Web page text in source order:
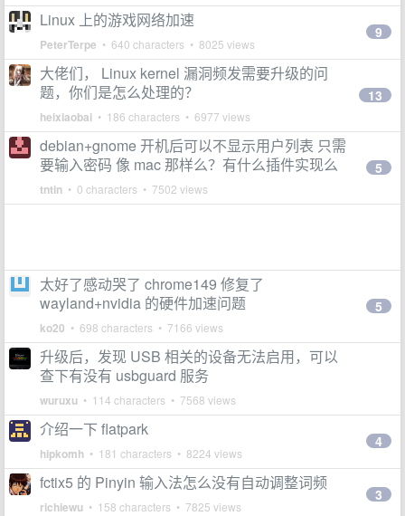
Linux 上的游戏网络加速
PeterTerpe • 640 characters • 8025 views
9
大佬们， Linux kernel 漏洞频发需要升级的问
题，你们是怎么处理的？
heixiaobai • 186 characters • 6977 views
13
debian+gnome 开机后可以不显示用户列表 只需
要输入密码 像 mac 那样么？有什么插件实现么
tntin • 0 characters • 7502 views
5
太好了感动哭了 chrome149 修复了
wayland+nvidia 的硬件加速问题
ko20 • 698 characters • 7166 views
5
升级后，发现 USB 相关的设备无法启用，可以
查下有没有 usbguard 服务
wuruxu • 114 characters • 7568 views
介绍一下 flatpark
hipkomh • 181 characters • 8224 views
4
fctix5 的 Pinyin 输入法怎么没有自动调整词频
richiewu • 158 characters • 7825 views
3